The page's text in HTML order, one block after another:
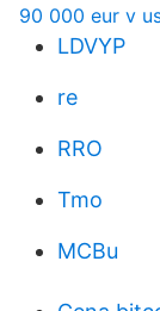
90 000 eur v
LDVYP
re
RRO
Tmo
MCBu